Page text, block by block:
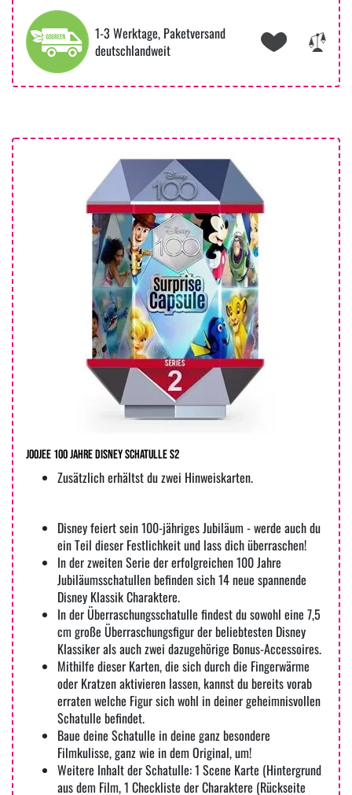
1-3 Werktage, Paketversand
deutschlandweit
joojee 100 Jahre Disney Schatulle S2
Zusätzlich erhältst du zwei Hinweiskarten.
Disney feiert sein 100-jähriges Jubiläum - werde auch du
ein Teil dieser Festlichkeit und lass dich überraschen!
In der zweiten Serie der erfolgreichen 100 Jahre
Jubiläumsschatullen befinden sich 14 neue spannende
Disney Klassik Charaktere.
In der Überraschungsschatulle findest du sowohl eine 7,5
cm große Überraschungsfigur der beliebtesten Disney
Klassiker als auch zwei dazugehörige Bonus-Accessoires.
Mithilfe dieser Karten, die sich durch die Fingerwärme
oder Kratzen aktivieren lassen, kannst du bereits vorab
erraten welche Figur sich wohl in deiner geheimnisvollen
Schatulle befindet.
Baue deine Schatulle in deine ganz besondere
Filmkulisse, ganz wie in dem Original, um!
Weitere Inhalt der Schatulle: 1 Scene Karte (Hintergrund
aus dem Film, 1 Checkliste der Charaktere (Rückseite